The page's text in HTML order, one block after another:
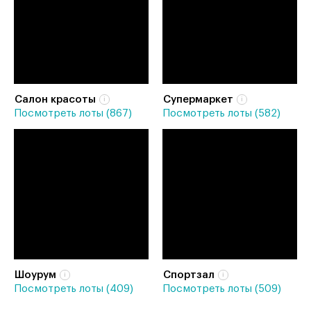
Салон красоты
Посмотреть лоты (867)
Супермаркет
Посмотреть лоты (582)
Шоурум
Посмотреть лоты (409)
Спортзал
Посмотреть лоты (509)